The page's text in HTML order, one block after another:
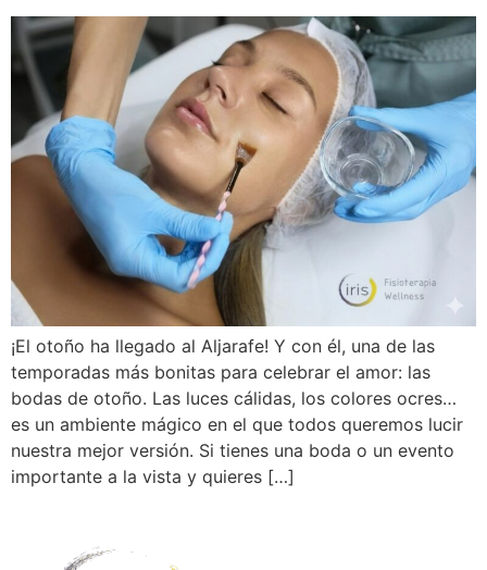
¡El otoño ha llegado al Aljarafe! Y con él, una de las
temporadas más bonitas para celebrar el amor: las
bodas de otoño. Las luces cálidas, los colores ocres…
es un ambiente mágico en el que todos queremos lucir
nuestra mejor versión. Si tienes una boda o un evento
importante a la vista y quieres […]